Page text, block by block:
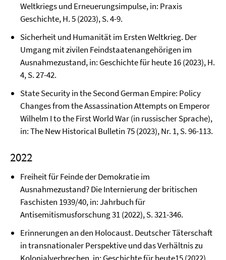
Weltkriegs und Erneuerungsimpulse, in: Praxis
Geschichte, H. 5 (2023), S. 4-9.
Sicherheit und Humanität im Ersten Weltkrieg. Der
Umgang mit zivilen Feindstaatenangehörigen im
Ausnahmezustand, in: Geschichte für heute 16 (2023), H.
4, S. 27-42.
State Security in the Second German Empire: Policy
Changes from the Assassination Attempts on Emperor
Wilhelm I to the First World War (in russischer Sprache),
in: The New Historical Bulletin 75 (2023), Nr. 1, S. 96-113.
2022
Freiheit für Feinde der Demokratie im
Ausnahmezustand? Die Internierung der britischen
Faschisten 1939/40, in: Jahrbuch für
Antisemitismusforschung 31 (2022), S. 321-346.
Erinnerungen an den Holocaust. Deutscher Täterschaft
in transnationaler Perspektive und das Verhältnis zu